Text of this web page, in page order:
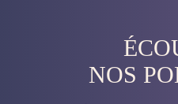
NOS